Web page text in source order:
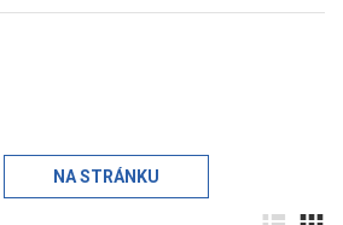
NA STRÁNKU